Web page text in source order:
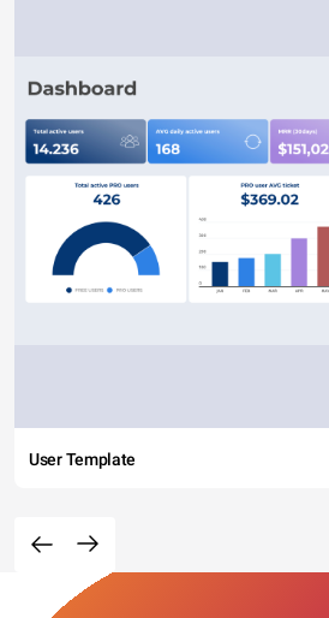
User Template